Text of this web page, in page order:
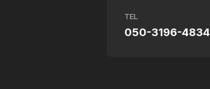
TEL
050-3196-4834